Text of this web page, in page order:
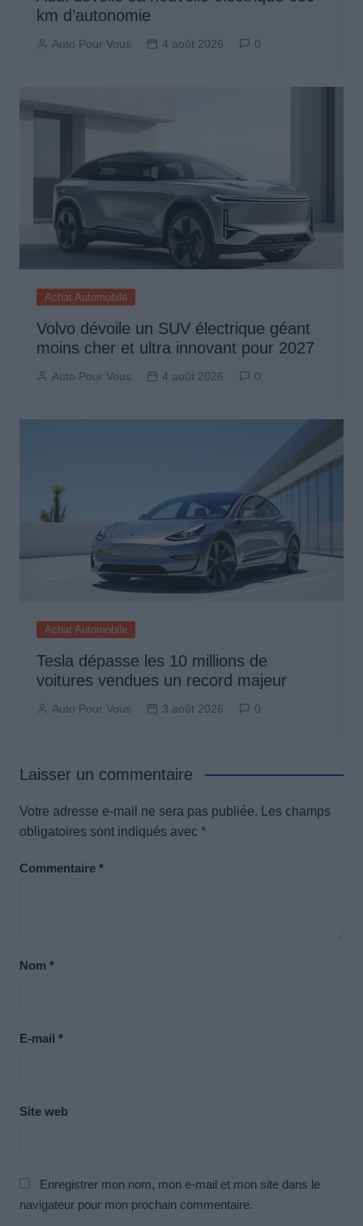
km d’autonomie
Auto Pour Vous 4 août 2026 0
Achat Automobile
Volvo dévoile un SUV électrique géant
moins cher et ultra innovant pour 2027
Auto Pour Vous 4 août 2026 0
Achat Automobile
Tesla dépasse les 10 millions de
voitures vendues un record majeur
Auto Pour Vous 3 août 2026 0
Laisser un commentaire
Votre adresse e-mail ne sera pas publiée.
Les champs
obligatoires sont indiqués avec *
Commentaire *
Nom *
E-mail *
Site web
Enregistrer mon nom, mon e-mail et mon site dans le
navigateur pour mon prochain commentaire.